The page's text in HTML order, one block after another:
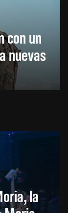
con un
nuevas
la